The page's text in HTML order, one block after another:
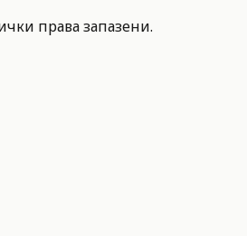
права запазени.